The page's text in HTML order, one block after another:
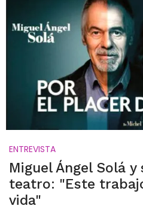
ENTREVISTA
Miguel Ángel Solá
teatro: "Este
vida"